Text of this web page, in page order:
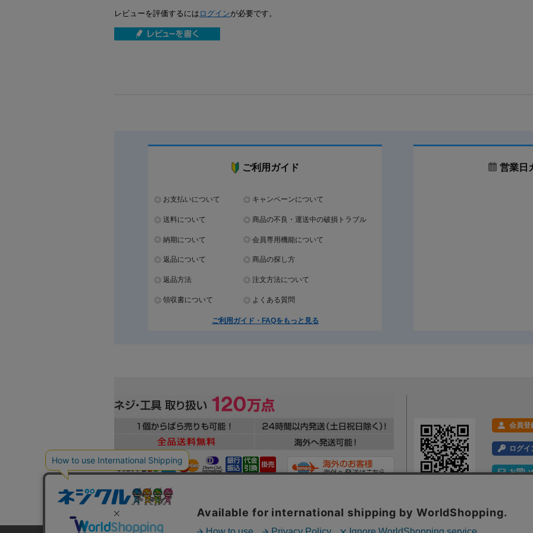
レビューを評価するには ログインが必要です。
ご利用ガイド
お支払いについて キャンペーンについて
送料について 商品の不良・運送中の破損トラブル
納期について 会員専用機能について
返品について 商品の探し方
返品方法 注文方法について
領収書について よくある質問
ご利用ガイド・FAQをもっと見る
営業日
会員登
ログイ
お問い